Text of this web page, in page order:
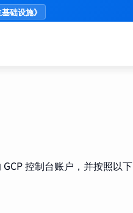
础设施》
控制台账户，并按照以下